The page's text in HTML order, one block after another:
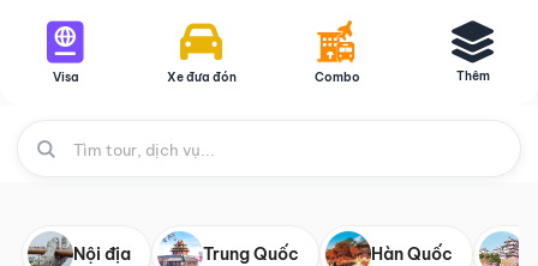
Visa Xe đưa đón Combo Thêm
Nội địa Trung Quốc Hàn Quốc